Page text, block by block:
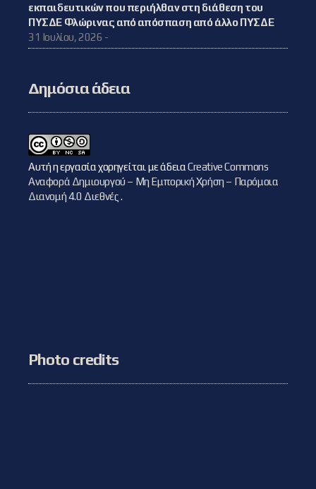
εκπαιδευτικών που περιήλθαν στη διάθεση του
ΠΥΣΔΕ Φλώρινας από απόσπαση από άλλο ΠΥΣΔΕ
31 Ιουλίου, 2026 -
Δημόσια άδεια
Αυτή η εργασία χορηγείται με άδειαCreative Commons
Αναφορά Δημιουργού – Μη Εμπορική Χρήση – Παρόμοια
Διανομή 4.0 Διεθνές.
Photo credits